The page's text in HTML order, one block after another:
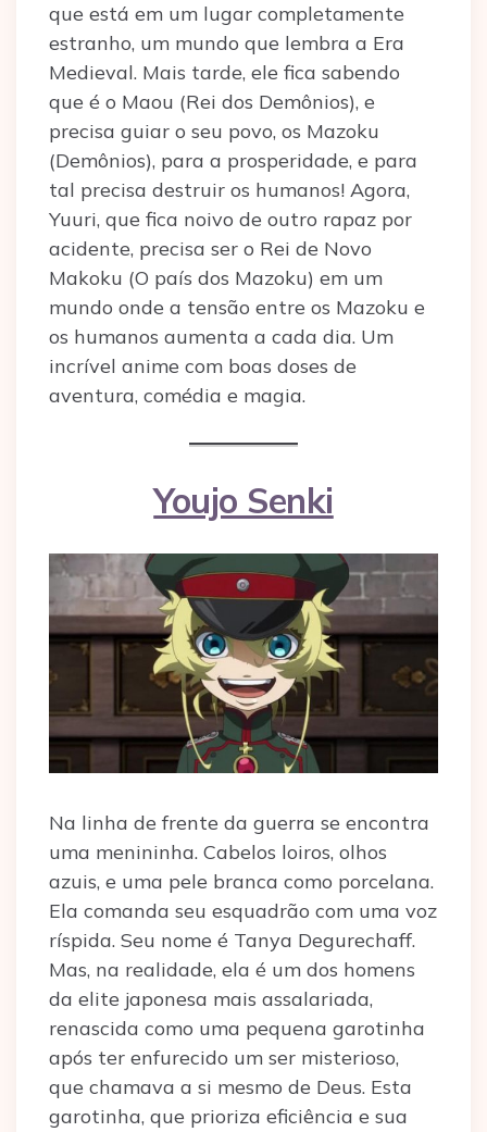
que está em um lugar completamente
estranho, um mundo que lembra a Era
Medieval. Mais tarde, ele fica sabendo
que é o Maou (Rei dos Demônios), e
precisa guiar o seu povo, os Mazoku
(Demônios), para a prosperidade, e para
tal precisa destruir os humanos! Agora,
Yuuri, que fica noivo de outro rapaz por
acidente, precisa ser o Rei de Novo
Makoku (O país dos Mazoku) em um
mundo onde a tensão entre os Mazoku e
os humanos aumenta a cada dia. Um
incrível anime com boas doses de
aventura, comédia e magia.
Youjo Senki
Na linha de frente da guerra se encontra
uma menininha. Cabelos loiros, olhos
azuis, e uma pele branca como porcelana.
Ela comanda seu esquadrão com uma voz
ríspida. Seu nome é Tanya Degurechaff.
Mas, na realidade, ela é um dos homens
da elite japonesa mais assalariada,
renascida como uma pequena garotinha
após ter enfurecido um ser misterioso,
que chamava a si mesmo de Deus. Esta
garotinha, que prioriza eficiência e sua